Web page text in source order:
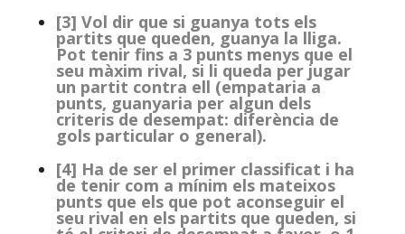
[3] Vol dir que si guanya tots els
partits que queden, guanya la lliga.
Pot tenir fins a 3 punts menys que el
seu màxim rival, si li queda per jugar
un partit contra ell (empataria a
punts, guanyaria per algun dels
criteris de desempat: diferència de
gols particular o general).
[4] Ha de ser el primer classificat i ha
de tenir com a mínim els mateixos
punts que els que pot aconseguir el
seu rival en els partits que queden, si